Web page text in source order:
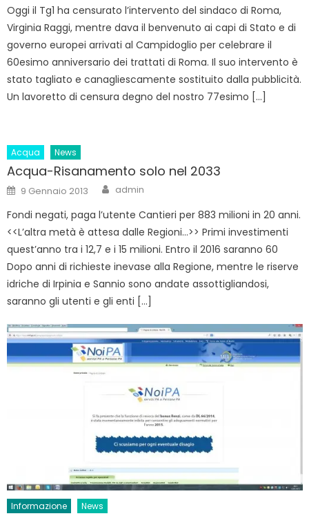
Oggi il Tg1 ha censurato l’intervento del sindaco di Roma,
Virginia Raggi, mentre dava il benvenuto ai capi di Stato e di
governo europei arrivati al Campidoglio per celebrare il
60esimo anniversario dei trattati di Roma. Il suo intervento è
stato tagliato e canagliescamente sostituito dalla pubblicità.
Un lavoretto di censura degno del nostro 77esimo […]
Acqua News
Acqua-Risanamento solo nel 2033
Posted
on
9 Gennaio 2013 Author
admin
Fondi negati, paga l’utente Cantieri per 883 milioni in 20 anni.
<<L’altra metà è attesa dalle Regioni…>> Primi investimenti
quest’anno tra i 12,7 e i 15 milioni. Entro il 2016 saranno 60
Dopo anni di richieste inevase alla Regione, mentre le riserve
idriche di Irpinia e Sannio sono andate assottigliandosi,
saranno gli utenti e gli enti […]
Informazione News